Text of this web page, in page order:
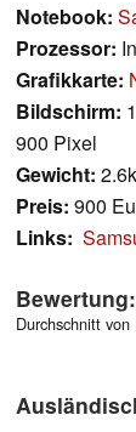
Notebook:
Prozessor:
Grafikkarte:
Bildschirm:
900 Pixel
Gewicht:
Preis: 900
Links:
Bewertung:
Durchschnitt